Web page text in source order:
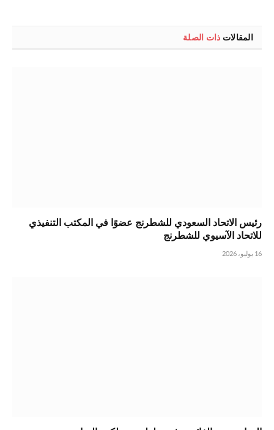
المقالات ذات الصلة
رئيس الاتحاد السعودي للشطرنج عضوًا في المكتب التنفيذي
للاتحاد الآسيوي للشطرنج
16 يوليو، 2026